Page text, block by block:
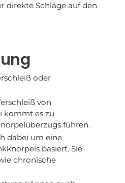
direkte Schläge auf den
oder
von
kommt es zu
führen.
dabei um eine
basiert. Sie
chronische